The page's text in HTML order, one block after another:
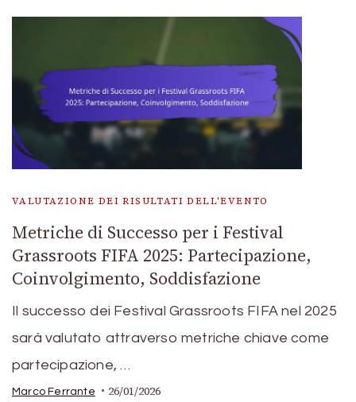
VALUTAZIONE DEI RISULTATI DELL'EVENTO
Metriche di Successo per i Festival
Grassroots FIFA 2025: Partecipazione,
Coinvolgimento, Soddisfazione
Il successo dei Festival Grassroots FIFA nel 2025
sarà valutato attraverso metriche chiave come
partecipazione, …
Marco Ferrante 26/01/2026